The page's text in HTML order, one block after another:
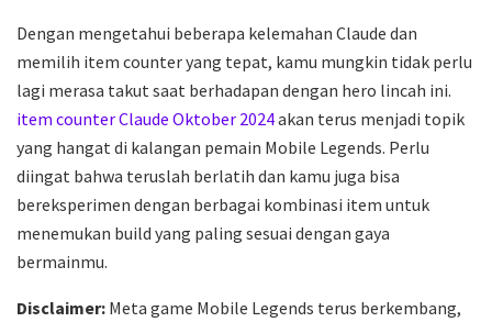
Dengan mengetahui beberapa kelemahan Claude dan
memilih item counter yang tepat, kamu mungkin tidak perlu
lagi merasa takut saat berhadapan dengan hero lincah ini.
item counter Claude Oktober 2024akan terus menjadi topik
yang hangat di kalangan pemain Mobile Legends. Perlu
diingat bahwa teruslah berlatih dan kamu juga bisa
bereksperimen dengan berbagai kombinasi item untuk
menemukan build yang paling sesuai dengan gaya
bermainmu.
Disclaimer: Meta game Mobile Legends terus berkembang,